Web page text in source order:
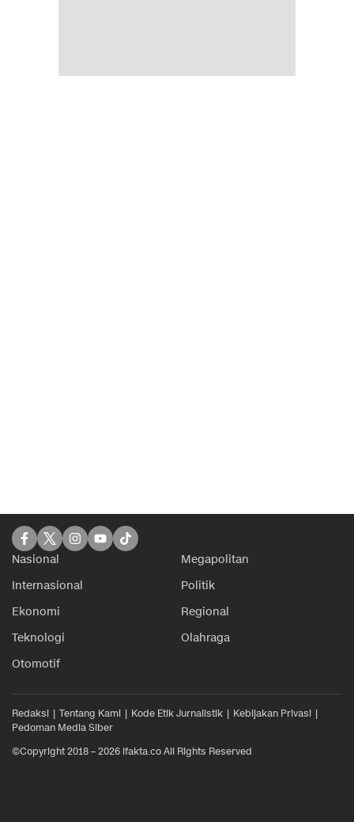
Nasional
Megapolitan
Internasional
Politik
Ekonomi
Regional
Teknologi
Olahraga
Otomotif
Redaksi Tentang Kami Kode Etik Jurnalistik
Kebijakan Privasi
Pedoman Media Siber
©Copyright 2018 – 2026 ifakta.co All Rights Reserved